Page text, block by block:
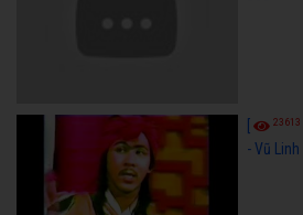
23613
- Vũ Linh